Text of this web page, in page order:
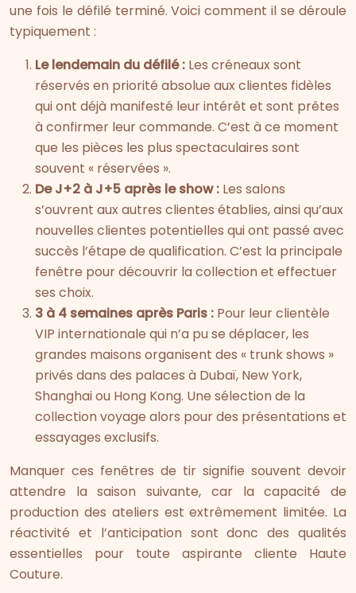
une fois le défilé terminé. Voici comment il se déroule
typiquement :
Le lendemain du défilé : Les créneaux sont
réservés en priorité absolue aux clientes fidèles
qui ont déjà manifesté leur intérêt et sont prêtes
à confirmer leur commande. C’est à ce moment
que les pièces les plus spectaculaires sont
souvent « réservées ».
De J+2 à J+5 après le show : Les salons
s’ouvrent aux autres clientes établies, ainsi qu’aux
nouvelles clientes potentielles qui ont passé avec
succès l’étape de qualification. C’est la principale
fenêtre pour découvrir la collection et effectuer
ses choix.
3 à 4 semaines après Paris : Pour leur clientèle
VIP internationale qui n’a pu se déplacer, les
grandes maisons organisent des « trunk shows »
privés dans des palaces à Dubaï, New York,
Shanghai ou Hong Kong. Une sélection de la
collection voyage alors pour des présentations et
essayages exclusifs.
Manquer ces fenêtres de tir signifie souvent devoir
attendre la saison suivante, car la capacité de
production des ateliers est extrêmement limitée. La
réactivité et l’anticipation sont donc des qualités
essentielles pour toute aspirante cliente Haute
Couture.